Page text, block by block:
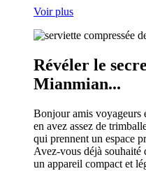
Voir plus
Révéler le
Mianmian...
Bonjour amis voyageurs
en avez assez de
qui prennent un espace
Avez-vous déjà
un appareil compact et